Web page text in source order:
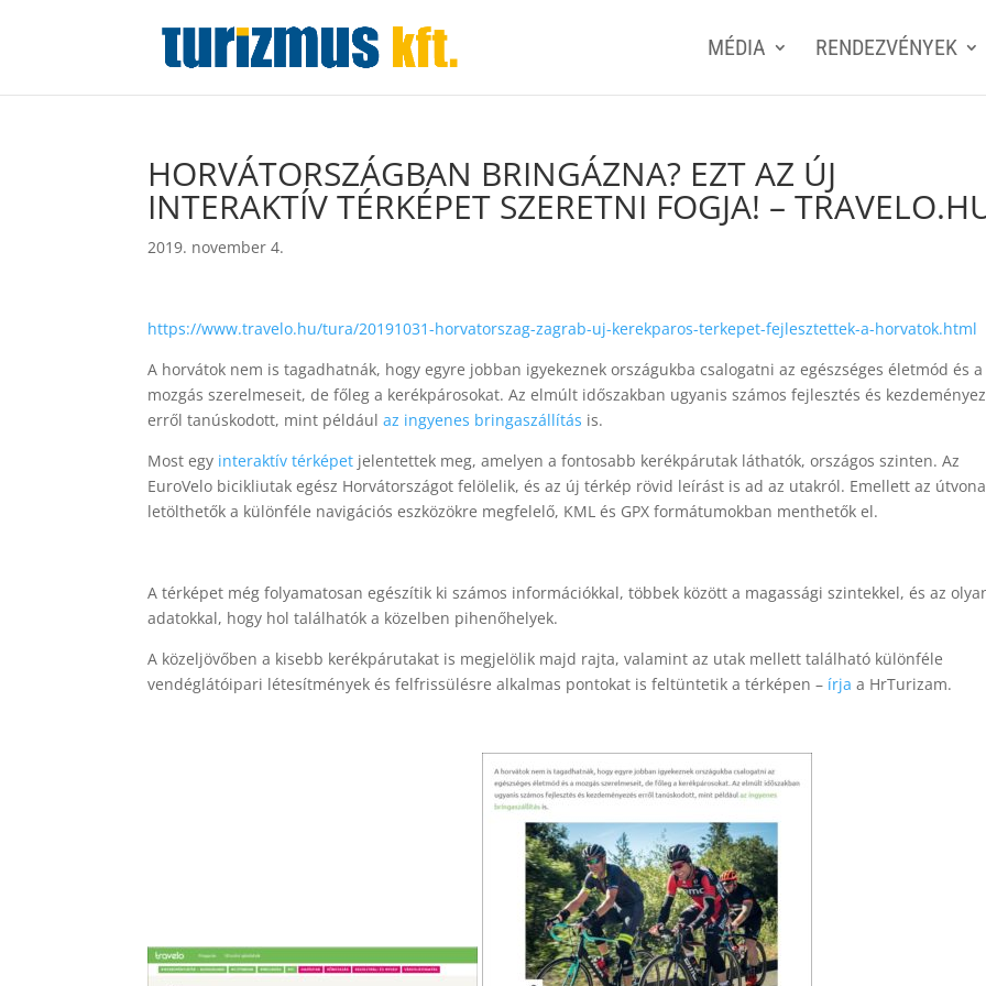
MÉDIA RENDEZVÉNYEK
HORVÁTORSZÁGBAN BRINGÁZNA? EZT AZ ÚJ
INTERAKTÍV TÉRKÉPET SZERETNI FOGJA! –
2019. november 4.
https://www.travelo.hu/tura/20191031-horvatorszag-zagrab-uj-kerekparos-terkepet-fejlesztettek-a-horvatok.html
A horvátok nem is tagadhatnák, hogy egyre jobban igyekeznek országukba csalogatni az egészséges életmód és a
mozgás szerelmeseit, de főleg a kerékpárosokat. Az elmúlt időszakban ugyanis számos fejlesztés és
erről tanúskodott, mint példáulaz ingyenes bringaszállítás is.
Most egy interaktív térképet jelentettek meg, amelyen a fontosabb kerékpárutak láthatók, országos szinten. Az
EuroVelo bicikliutak egész Horvátországot felölelik, és az új térkép rövid leírást is ad az utakról. Emellett az
letölthetők a különféle navigációs eszközökre megfelelő, KML és GPX formátumokban menthetők el.
A térképet még folyamatosan egészítik ki számos információkkal, többek között a magassági szintekkel, és az
adatokkal, hogy hol találhatók a közelben pihenőhelyek.
A közeljövőben a kisebb kerékpárutakat is megjelölik majd rajta, valamint az utak mellett található különféle
vendéglátóipari létesítmények és felfrissülésre alkalmas pontokat is feltüntetik a térképen – írja a HrTurizam.